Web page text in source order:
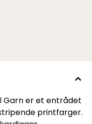
Garn er et entrådet
printfarger.